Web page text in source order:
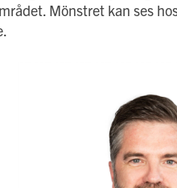
Mönstret kan ses